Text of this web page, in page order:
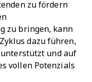
zu fördern
zu bringen, kann
dazu führen,
und auf
vollen Potenzials